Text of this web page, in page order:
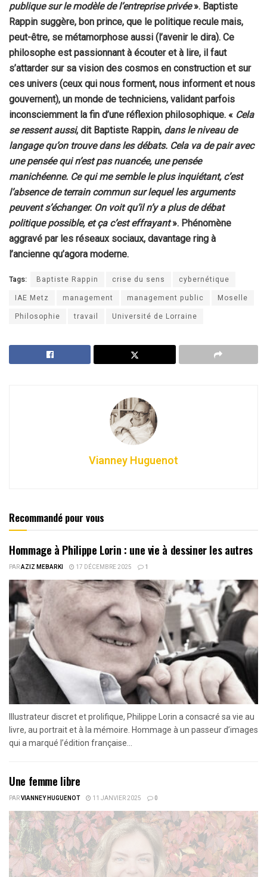
publique sur le modèle de l’entreprise privée». Baptiste
Rappin suggère, bon prince, que le politique recule mais,
peut-être, se métamorphose aussi (l’avenir le dira). Ce
philosophe est passionnant à écouter et à lire, il faut
s’attarder sur sa vision des cosmos en construction et sur
ces univers (ceux qui nous forment, nous informent et nous
gouvernent), un monde de techniciens, validant parfois
inconsciemment la fin d’une réflexion philosophique. « Cela
se ressent aussi, dit Baptiste Rappin, dans le niveau de
langage qu’on trouve dans les débats. Cela va de pair avec
une pensée qui n’est pas nuancée, une pensée
manichéenne. Ce qui me semble le plus inquiétant, c’est
l’absence de terrain commun sur lequel les arguments
peuvent s’échanger. On voit qu’il n’y a plus de débat
politique possible, et ça c’est effrayant». Phénomène
aggravé par les réseaux sociaux, davantage ring à
l’ancienne qu’agora moderne.
Tags: Baptiste Rappin crise du sens
cybernétique
IAE Metz
management management public
Moselle
Philosophie
travail Université de Lorraine
Vianney Huguenot
Recommandé pour vous
Hommage à Philippe Lorin : une vie à dessiner les autres
PARAZIZ MEBARKI 17 DÉCEMBRE 2025 1
Illustrateur discret et prolifique, Philippe Lorin a consacré sa vie au
livre, au portrait et à la mémoire. Hommage à un passeur d’images
qui a marqué l’édition française...
Une femme libre
PARVIANNEY HUGUENOT 11 JANVIER 2025 0